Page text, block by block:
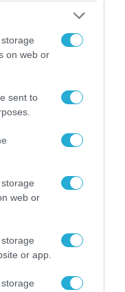
on web or
sent to
web or
or app.
χώρους
του Αρκά για
της